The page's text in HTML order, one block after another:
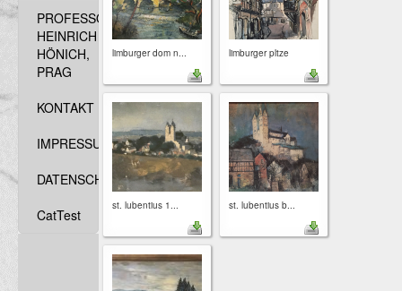
PROFESSOR
HEINRICH
HÖNICH,
PRAG
KONTAKT
IMPRESSUM
DATENSCHUTZ
CatTest
limburger dom n... limburger pltze
st. lubentius 1... st. lubentius b...